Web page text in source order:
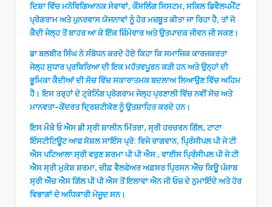
ਦਿਸ਼ਾ ਵਿੱਚ ਮਨੋਵਿਗਿਆਨਕ ਸੇਵਾਵਾਂ, ਕੌਂਸਲਿੰਗ ਸਿਸਟਮ, ਸਕਿਲ ਡਿਵੈਲਪਮੈਂਟ
ਪ੍ਰੋਗਰਾਮ ਅਤੇ ਪੁਨਰਵਾਸ ਯੋਜਨਾਵਾਂ ਨੂੰ ਹੋਰ ਮਜ਼ਬੂਤ ਕੀਤਾ ਜਾ ਰਿਹਾ ਹੈ, ਤਾਂ ਜੋ
ਕੈਦੀ ਜੇਲ੍ਹ ਤੋਂ ਬਾਹਰ ਆ ਕੇ ਇੱਕ ਜ਼ਿੰਮੇਵਾਰ ਅਤੇ ਉਤਪਾਦਕ ਜੀਵਨ ਜੀ ਸਕਣ।
ਡਾ ਬਲਬੀਰ ਸਿੰਘ ਨੇ ਸੰਬੋਧਨ ਕਰਦੇ ਹੋਏ ਕਿਹਾ ਕਿ ਸਮਾਜਿਕ ਕਾਰਜਕਰਤਾ
ਜੇਲ੍ਹ ਸੁਧਾਰ ਪ੍ਰਕਿਰਿਆ ਦੀ ਇਕ ਮਹੱਤਵਪੂਰਨ ਕੜੀ ਹਨ ਅਤੇ ਉਨ੍ਹਾਂ ਦੀ
ਭੂਮਿਕਾ ਕੈਦੀਆਂ ਦੀ ਸੋਚ ਵਿੱਚ ਸਕਾਰਾਤਮਕ ਬਦਲਾਅ ਲਿਆਉਣ ਵਿੱਚ ਅਹਿਮ
ਹੈ। ਇਸ ਤਰ੍ਹਾਂ ਦੇ ਟ੍ਰੇਨਿੰਗ ਪ੍ਰੋਗਰਾਮ ਜੇਲ੍ਹ ਪ੍ਰਣਾਲੀ ਵਿੱਚ ਨਵੀਂ ਸੋਚ ਅਤੇ
ਮਾਨਵਤਾ-ਕੇਂਦਰਤ ਦ੍ਰਿਸ਼ਟੀਕੋਣ ਨੂੰ ਉਤਸ਼ਾਹਿਤ ਕਰਦੇ ਹਨ।
ਇਸ ਮੌਕੇ ਓ ਐਸ ਡੀ ਸ੍ਰੀ ਸ਼ਾਲੀਨ ਮਿੱਤਰਾ, ਸ੍ਰੀ ਹਰਚਰਨ ਗਿੱਲ, ਟਾਟਾ
ਇੰਸਟੀਟਿਊਟ ਆਫ ਸੋਸ਼ਲ ਸਾਇੰਸ ਪ੍ਰੋ: ਵਿਜੇ ਰਾਗਵਾਨ, ਪ੍ਰਿੰਸੀਪਲ ਪੀ ਜੇ ਟੀ
ਐਸ ਪਟਿਆਲਾ ਸ੍ਰੀ ਵਰੁਣ ਸ਼ਰਮਾ ਪੀ ਪੀ ਐਸ , ਵਾਈਸ ਪ੍ਰਿੰਸੀਪਲ ਪੀ ਜੇ ਟੀ
ਐਸ ਸ੍ਰੀ ਮੁਕੇਸ਼ ਸ਼ਰਮਾ, ਚੀਫ਼ ਵੈਲਫੇਅਰ ਅਫ਼ਸਰ ਪ੍ਰਿਸਨ ਐੱਚ ਕਿਊ ਪੰਜਾਬ
ਸ੍ਰੀ ਐੱਚ ਐਸ ਗਿੱਲ ਪੀ ਪੀ ਐਸ ਤੋਂ ਇਲਾਵਾ ਐਨ ਜੀ ਓਜ਼ ਦੇ ਨੁਮਾਇੰਦੇ ਅਤੇ ਹੋਰ
ਵਿਭਾਗਾਂ ਦੇ ਅਧਿਕਾਰੀ ਮੋਜੂਦ ਸਨ।